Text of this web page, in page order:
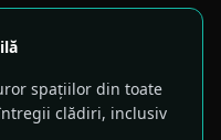
spațiilor din toate
clădiri, inclusiv